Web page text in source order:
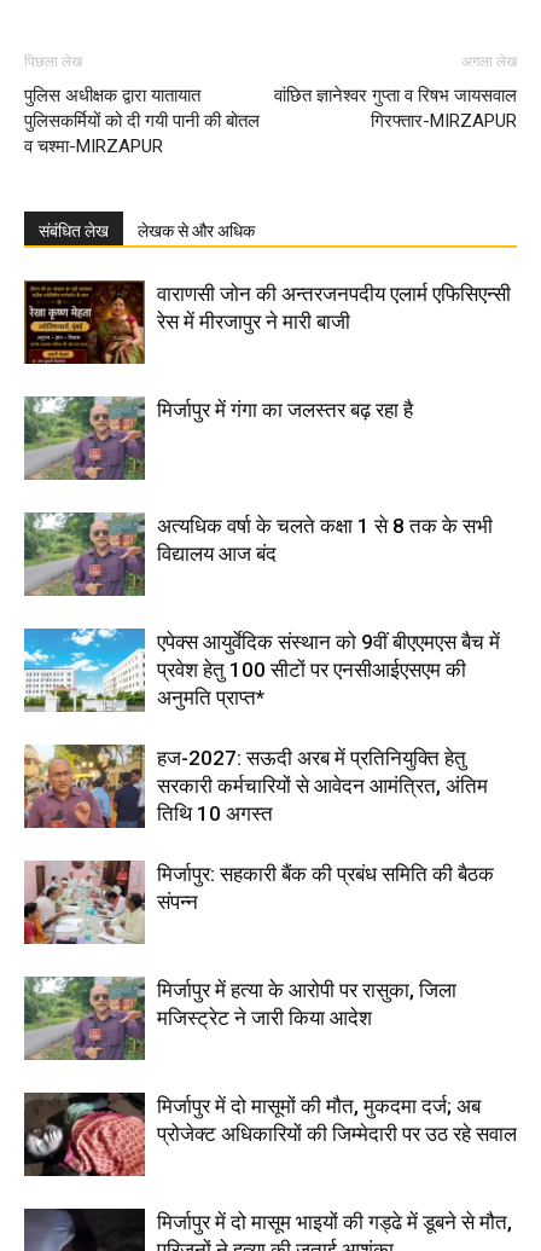
पिछला लेख
पुलिस अधीक्षक द्वारा यातायात
पुलिसकर्मियों को दी गयी पानी की बोतल
व चश्मा-MIRZAPUR
अगला लेख
वांछित ज्ञानेश्वर गुप्ता व रिषभ जायसवाल
गिरफ्तार-MIRZAPUR
संबंधित लेख लेखक से और अधिक
वाराणसी जोन की अन्तरजनपदीय एलार्म एफिसिएन्सी
रेस में मीरजापुर ने मारी बाजी
मिर्जापुर में गंगा का जलस्तर बढ़ रहा है
अत्यधिक वर्षा के चलते कक्षा 1 से 8 तक के सभी
विद्यालय आज बंद
एपेक्स आयुर्वेदिक संस्थान को 9वीं बीएएमएस बैच में
प्रवेश हेतु 100 सीटों पर एनसीआईएसएम की
अनुमति प्राप्त*
हज-2027: सऊदी अरब में प्रतिनियुक्ति हेतु
सरकारी कर्मचारियों से आवेदन आमंत्रित, अंतिम
तिथि 10 अगस्त
मिर्जापुर: सहकारी बैंक की प्रबंध समिति की बैठक
संपन्न
मिर्जापुर में हत्या के आरोपी पर रासुका, जिला
मजिस्ट्रेट ने जारी किया आदेश
मिर्जापुर में दो मासूमों की मौत, मुकदमा दर्ज; अब
प्रोजेक्ट अधिकारियों की जिम्मेदारी पर उठ रहे सवाल
मिर्जापुर में दो मासूम भाइयों की गड्ढे में डूबने से मौत,